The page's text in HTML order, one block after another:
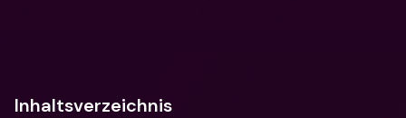
Inhaltsverzeichnis